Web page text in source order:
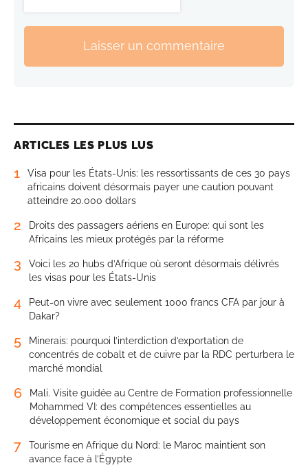
Laisser un commentaire
ARTICLES LES PLUS LUS
1
Visa pour les États-Unis: les ressortissants de ces 30 pays
africains doivent désormais payer une caution pouvant
atteindre 20.000 dollars
2
Droits des passagers aériens en Europe: qui sont les
Africains les mieux protégés par la réforme
3
Voici les 20 hubs d’Afrique où seront désormais délivrés
les visas pour les États-Unis
4
Peut-on vivre avec seulement 1000 francs CFA par jour à
Dakar?
5
Minerais: pourquoi l’interdiction d’exportation de
concentrés de cobalt et de cuivre par la RDC perturbera le
marché mondial
6
Mali. Visite guidée au Centre de Formation professionnelle
Mohammed VI: des compétences essentielles au
développement économique et social du pays
7
Tourisme en Afrique du Nord: le Maroc maintient son
avance face à l’Égypte